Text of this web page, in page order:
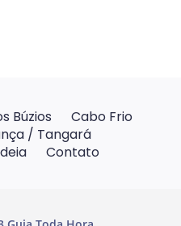
Búzios
Cabo Frio
/ Tangará
Contato